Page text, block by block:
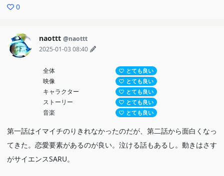
く、圧巻の出来でした。原作未読だが、作品の魅力を最大限引き出
0
naottt @naottt
2025-01-03 08:40
全体 とても良い
映像 とても良い
キャラクター とても良い
ストーリー とても良い
音楽 とても良い
第一話はイマイチのりきれなかったのだが、第二話から面白くなっ
てきた。恋愛要素があるのが良い。泣ける話もあるし。動きはさす
がサイエンスSARU。